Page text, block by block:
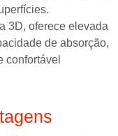
3D, oferece elevada
de absorção,
confortável